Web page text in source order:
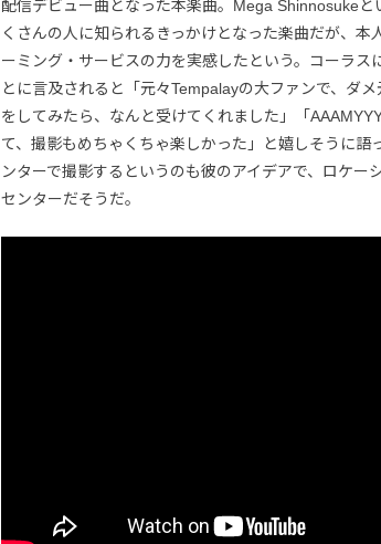
配信デビュー曲となった本楽曲。Mega Shinnosukeと
くさんの人に知られるきっかけとなった楽曲だが、本
ーミング・サービスの力を実感したという。コーラス
とに言及されると「元々Tempalayの大ファンで、ダ
をしてみたら、なんと受けてくれました」「
て、撮影もめちゃくちゃ楽しかった」と嬉しそうに語
ンターで撮影するというのも彼のアイデアで、ロケー
センターだそうだ。